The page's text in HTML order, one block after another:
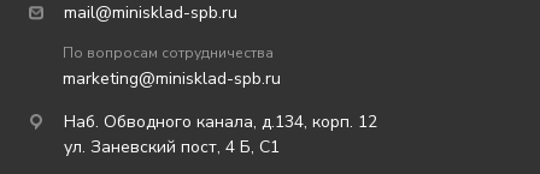
По вопросам сотрудничества
marketing@minisklad-spb.ru
mail@minisklad-spb.ru
Наб. Обводного канала, д.134, корп. 12
ул. Заневский пост, 4 Б, С1